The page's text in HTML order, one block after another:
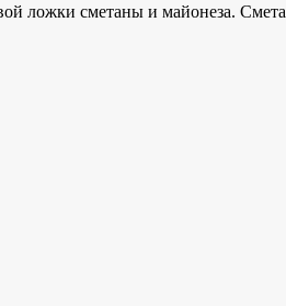
ложки сметаны и майонеза.